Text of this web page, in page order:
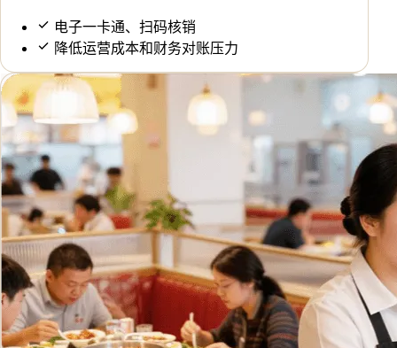
电子一卡通、扫码核销
降低运营成本和财务对账压力